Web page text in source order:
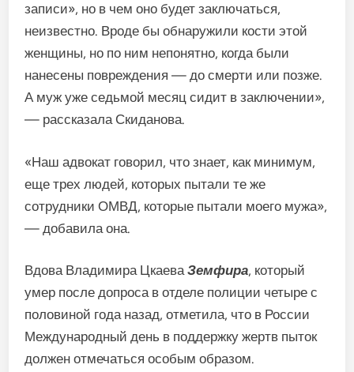
записи», но в чем оно будет заключаться,
неизвестно. Вроде бы обнаружили кости этой
женщины, но по ним непонятно, когда были
нанесены повреждения — до смерти или позже.
А муж уже седьмой месяц сидит в заключении»,
— рассказала Скиданова.
«Наш адвокат говорил, что знает, как минимум,
еще трех людей, которых пытали те же
сотрудники ОМВД, которые пытали моего мужа»,
— добавила она.
Вдова Владимира ЦкаеваЗемфира, который
умер после допроса в отделе полиции четыре с
половиной года назад, отметила, что в России
Международный день в поддержку жертв пыток
должен отмечаться особым образом.